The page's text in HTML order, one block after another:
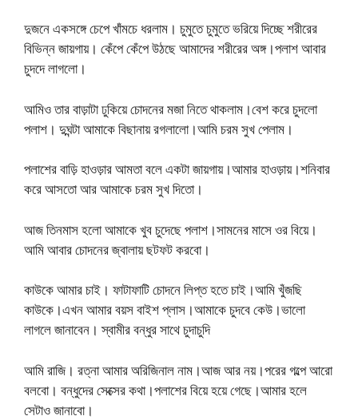
দুজনে একসঙ্গে চেপে খাঁমচে ধরলাম। চুমুতে চুমুতে ভরিয়ে দিচ্ছে শরীরের
বিভিন্ন জায়গায়। কেঁপে কেঁপে উঠছে আমাদের শরীরের অঙ্গ।পলাশ আবার
চুদদে লাগলো।
আমিও তার বাড়াটা ঢুকিয়ে চোদনের মজা নিতে থাকলাম।বেশ করে চুদলো
পলাশ। দুঘন্টা আমাকে বিছানায় রগলালো।আমি চরম সুখ পেলাম।
পলাশের বাড়ি হাওড়ার আমতা বলে একটা জায়গায়।আমার হাওড়ায়।শনিবার
করে আসতো আর আমাকে চরম সুখ দিতো।
আজ তিনমাস হলো আমাকে খুব চুদেছে পলাশ।সামনের মাসে ওর বিয়ে।
আমি আবার চোদনের জ্বালায় ছটফট করবো।
কাউকে আমার চাই। ফাটাফাটি চোদনে লিপ্ত হতে চাই।আমি খুঁজছি
কাউকে।এখন আমার বয়স বাইশ প্লাস।আমাকে চুদবে কেউ।ভালো
লাগলে জানাবেন। স্বামীর বন্ধুর সাথে চুদাচুদি
আমি রাজি। রত্না আমার অরিজিনাল নাম।আজ আর নয়।পরের গল্পে আরো
বলবো। বন্ধুদের সেক্সের কথা।পলাশের বিয়ে হয়ে গেছে।আমার হলে
সেটাও জানাবো।